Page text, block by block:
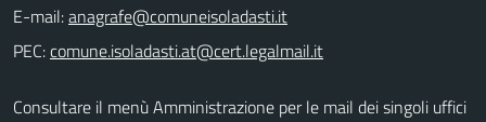
E-mail:
PEC:
Consultare il menù Amministrazione per le mail dei singoli uffici